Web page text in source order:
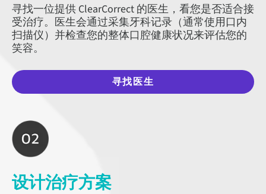
寻找一位提供 ClearCorrect 的医生，看您是否适合接
受治疗。医生会通过采集牙科记录（通常使用口内
扫描仪）并检查您的整体口腔健康状况来评估您的
笑容。
寻找医生
设计治疗方案